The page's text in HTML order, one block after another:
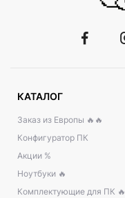
КАТАЛОГ
Заказ из Европы 🔥🔥
Конфигуратор ПК
Акции %
Ноутбуки 🔥
Комплектующие для ПК 🔥